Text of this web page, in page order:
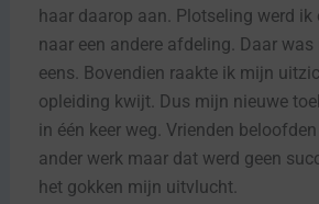
haar daarop aan. Plotseling werd
naar een andere afdeling. Daar
eens. Bovendien raakte ik mijn
opleiding kwijt. Dus mijn nieuwe
in één keer weg. Vrienden
ander werk maar dat werd geen
het gokken mijn uitvlucht.